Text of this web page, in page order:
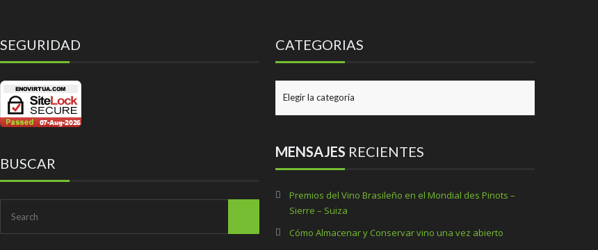
SEGURIDAD
BUSCAR
CATEGORIAS
MENSAJES RECIENTES
Premios del Vino Brasileño en el Mondial des Pinots –
Sierre – Suiza
Cómo Almacenar y Conservar vino una vez abierto